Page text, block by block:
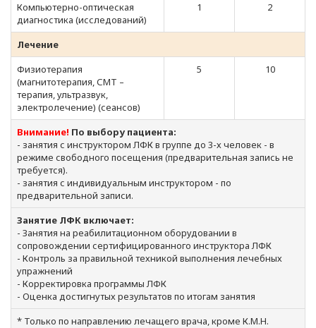
Компьютерно-оптическая
диагностика (исследований)
1 2
Лечение
Физиотерапия
(магнитотерапия, СМТ –
терапия, ультразвук,
электролечение) (сеансов)
5 10
Внимание! По выбору пациента:
- занятия с инструктором ЛФК в группе до 3-х человек - в
режиме свободного посещения (предварительная запись не
требуется).
- занятия с индивидуальным инструктором - по
предварительной записи.
Занятие ЛФК включает:
- Занятия на реабилитационном оборудовании в
сопровождении сертифицированного инструктора ЛФК
- Контроль за правильной техникой выполнения лечебных
упражнений
- Корректировка программы ЛФК
- Оценка достигнутых результатов по итогам занятия
* Только по направлению лечащего врача, кроме К.М.Н.